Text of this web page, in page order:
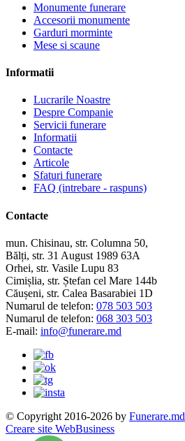
Monumente funerare
Accesorii monumente
Garduri morminte
Mese si scaune
Informatii
Lucrarile Noastre
Despre Companie
Servicii funerare
Informatii
Contacte
Articole
Sfaturi funerare
FAQ (intrebare - raspuns)
Contacte
mun. Chisinau, str. Columna 50,
Bălți, str. 31 August 1989 63A
Orhei, str. Vasile Lupu 83
Cimișlia, str. Ștefan cel Mare 144b
Căușeni, str. Calea Basarabiei 1D
Numarul de telefon: 078 503 503
Numarul de telefon: 068 303 503
E-mail: info@funerare.md
© Copyright 2016-2026 by Funerare.md
Creare site WebBusiness